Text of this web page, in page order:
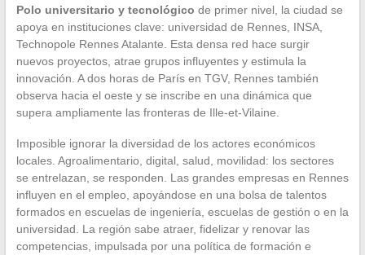
Polo universitario y tecnológico de primer nivel, la ciudad se
apoya en instituciones clave: universidad de Rennes, INSA,
Technopole Rennes Atalante. Esta densa red hace surgir
nuevos proyectos, atrae grupos influyentes y estimula la
innovación. A dos horas de París en TGV, Rennes también
observa hacia el oeste y se inscribe en una dinámica que
supera ampliamente las fronteras de Ille-et-Vilaine.
Imposible ignorar la diversidad de los actores económicos
locales. Agroalimentario, digital, salud, movilidad: los sectores
se entrelazan, se responden. Las grandes empresas en Rennes
influyen en el empleo, apoyándose en una bolsa de talentos
formados en escuelas de ingeniería, escuelas de gestión o en la
universidad. La región sabe atraer, fidelizar y renovar las
competencias, impulsada por una política de formación e